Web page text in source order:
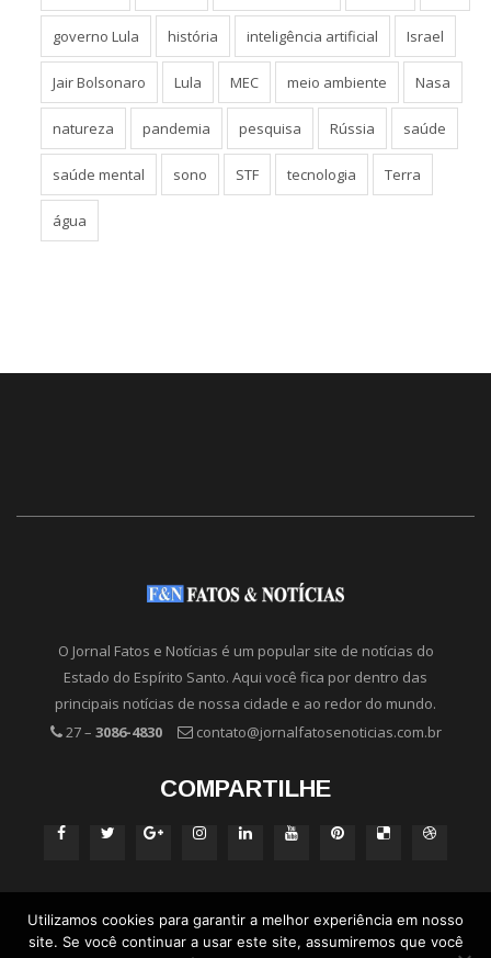
governo Lula história inteligência artificial Israel
Jair Bolsonaro Lula MEC meio ambiente Nasa
natureza pandemia pesquisa Rússia saúde
saúde mental sono STF tecnologia Terra
água
O Jornal Fatos e Notícias é um popular site de notícias do
Estado do Espírito Santo. Aqui você fica por dentro das
principais notícias de nossa cidade e ao redor do mundo.
27 – 3086-4830 contato@jornalfatosenoticias.com.br
COMPARTILHE
Utilizamos cookies para garantir a melhor experiência em nosso
site. Se você continuar a usar este site, assumiremos que você